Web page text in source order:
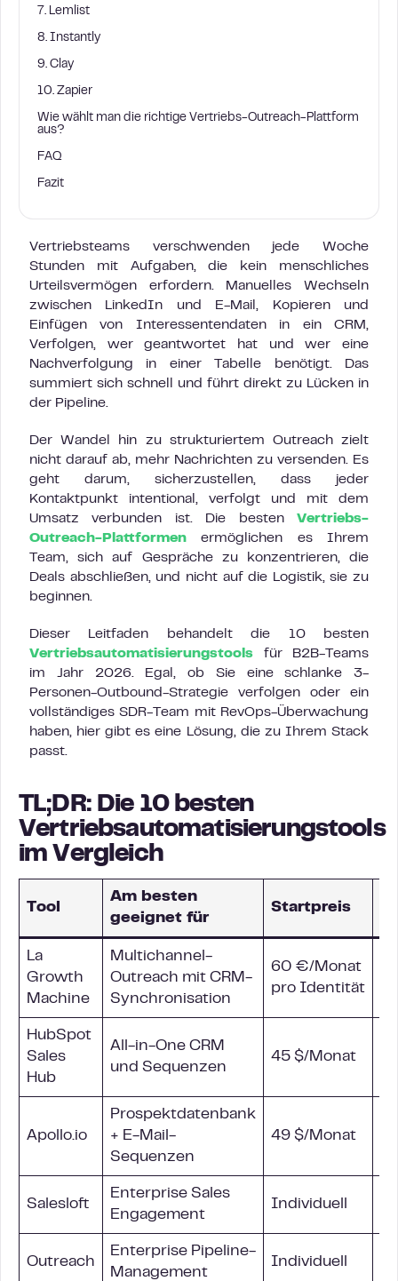
7. Lemlist
8. Instantly
9. Clay
10. Zapier
Wie wählt man die richtige Vertriebs-Outreach-Plattform
aus?
FAQ
Fazit
Vertriebsteams verschwenden jede Woche
Stunden mit Aufgaben, die kein menschliches
Urteilsvermögen erfordern. Manuelles Wechseln
zwischen LinkedIn und E-Mail, Kopieren und
Einfügen von Interessentendaten in ein CRM,
Verfolgen, wer geantwortet hat und wer eine
Nachverfolgung in einer Tabelle benötigt. Das
summiert sich schnell und führt direkt zu Lücken in
der Pipeline.
Der Wandel hin zu strukturiertem Outreach zielt
nicht darauf ab, mehr Nachrichten zu versenden. Es
geht darum, sicherzustellen, dass jeder
Kontaktpunkt intentional, verfolgt und mit dem
Umsatz verbunden ist. Die besten Vertriebs-
Outreach-Plattformen ermöglichen es Ihrem
Team, sich auf Gespräche zu konzentrieren, die
Deals abschließen, und nicht auf die Logistik, sie zu
beginnen.
Dieser Leitfaden behandelt die 10 besten
Vertriebsautomatisierungstools für B2B-Teams
im Jahr 2026. Egal, ob Sie eine schlanke 3-
Personen-Outbound-Strategie verfolgen oder ein
vollständiges SDR-Team mit RevOps-Überwachung
haben, hier gibt es eine Lösung, die zu Ihrem Stack
passt.
TL;DR: Die 10 besten
Vertriebsautomatisierungstools
im Vergleich
Tool
Am besten
geeignet für
Startpreis
La
Growth
Machine
Multichannel-
Outreach mit CRM-
Synchronisation
60 €/Monat
pro Identität
HubSpot
Sales
Hub
All-in-One CRM
und Sequenzen
45 $/Monat
Apollo.io
Prospektdatenbank
+ E-Mail-
Sequenzen
49 $/Monat
Salesloft
Enterprise Sales
Engagement
Individuell
Outreach
Enterprise Pipeline-
Management
Individuell